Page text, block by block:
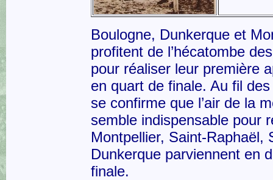
Boulogne, Dunkerque et
profitent de l’hécatombe
pour réaliser leur première
en quart de finale. Au fil
se confirme que l’air de la
semble indispensable pour
Montpellier, Saint-Raphaël,
Dunkerque parviennent en
finale.